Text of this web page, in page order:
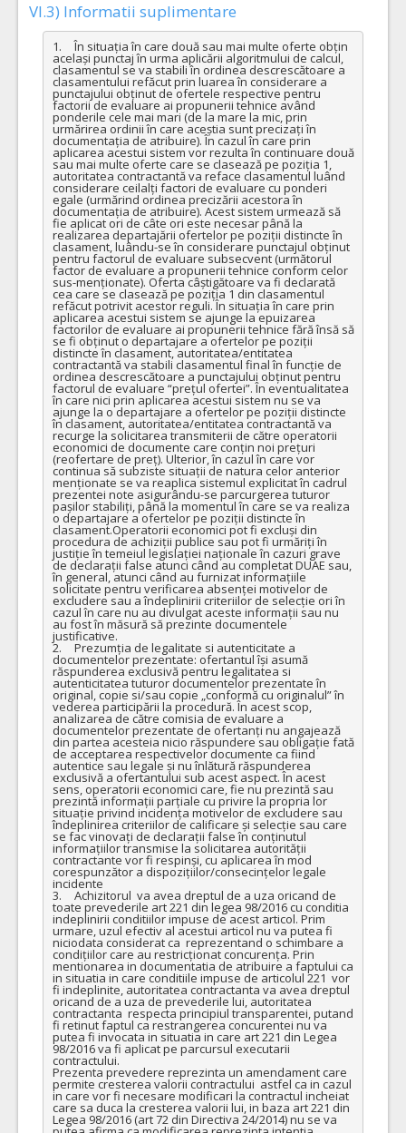
VI.3) Informatii suplimentare
1.	În situația în care două sau mai multe oferte obțin
același punctaj în urma aplicării algoritmului de calcul,
clasamentul se va stabili în ordinea descrescătoare a
clasamentului refăcut prin luarea în considerare a
punctajului obținut de ofertele respective pentru
factorii de evaluare ai propunerii tehnice având
ponderile cele mai mari (de la mare la mic, prin
urmărirea ordinii în care aceștia sunt precizați în
documentația de atribuire). În cazul în care prin
aplicarea acestui sistem vor rezulta în continuare două
sau mai multe oferte care se clasează pe poziția 1,
autoritatea contractantă va reface clasamentul luând
considerare ceilalți factori de evaluare cu ponderi
egale (urmărind ordinea precizării acestora în
documentația de atribuire). Acest sistem urmează să
fie aplicat ori de câte ori este necesar până la
realizarea departajării ofertelor pe poziții distincte în
clasament, luându-se în considerare punctajul obținut
pentru factorul de evaluare subsecvent (următorul
factor de evaluare a propunerii tehnice conform celor
sus-menționate). Oferta câștigătoare va fi declarată
cea care se clasează pe poziția 1 din clasamentul
refăcut potrivit acestor reguli. În situația în care prin
aplicarea acestui sistem se ajunge la epuizarea
factorilor de evaluare ai propunerii tehnice fără însă să
se fi obținut o departajare a ofertelor pe poziții
distincte în clasament, autoritatea/entitatea
contractantă va stabili clasamentul final în funcție de
ordinea descrescătoare a punctajului obținut pentru
factorul de evaluare “prețul ofertei”. În eventualitatea
în care nici prin aplicarea acestui sistem nu se va
ajunge la o departajare a ofertelor pe poziții distincte
în clasament, autoritatea/entitatea contractantă va
recurge la solicitarea transmiterii de către operatorii
economici de documente care conțin noi prețuri
(reofertare de preț). Ulterior, în cazul în care vor
continua să subziste situații de natura celor anterior
menționate se va reaplica sistemul explicitat în cadrul
prezentei note asigurându-se parcurgerea tuturor
pașilor stabiliți, până la momentul în care se va realiza
o departajare a ofertelor pe poziții distincte în
clasament.Operatorii economici pot fi excluși din
procedura de achiziții publice sau pot fi urmăriți în
justiție în temeiul legislației naționale în cazuri grave
de declarații false atunci când au completat DUAE sau,
în general, atunci când au furnizat informațiile
solicitate pentru verificarea absenței motivelor de
excludere sau a îndeplinirii criteriilor de selecție ori în
cazul în care nu au divulgat aceste informații sau nu
au fost în măsură să prezinte documentele
justificative.
2.	Prezumția de legalitate si autenticitate a
documentelor prezentate: ofertantul își asumă
răspunderea exclusivă pentru legalitatea si
autenticitatea tuturor documentelor prezentate în
original, copie si/sau copie „conformă cu originalul” în
vederea participării la procedură. În acest scop,
analizarea de către comisia de evaluare a
documentelor prezentate de ofertanți nu angajează
din partea acesteia nicio răspundere sau obligație fată
de acceptarea respectivelor documente ca fiind
autentice sau legale și nu înlătură răspunderea
exclusivă a ofertantului sub acest aspect. În acest
sens, operatorii economici care, fie nu prezintă sau
prezintă informații parțiale cu privire la propria lor
situație privind incidența motivelor de excludere sau
îndeplinirea criteriilor de calificare și selecție sau care
se fac vinovați de declarații false în conținutul
informațiilor transmise la solicitarea autorității
contractante vor fi respinși, cu aplicarea în mod
corespunzător a dispozițiilor/consecințelor legale
incidente
3.	Achizitorul  va avea dreptul de a uza oricand de
toate prevederile art 221 din legea 98/2016 cu conditia
indeplinirii conditiilor impuse de acest articol. Prim
urmare, uzul efectiv al acestui articol nu va putea fi
niciodata considerat ca  reprezentand o schimbare a
condițiilor care au restricționat concurența. Prin
mentionarea in documentatia de atribuire a faptului ca
in situatia in care conditiile impuse de articolul 221  vor
fi indeplinite, autoritatea contractanta va avea dreptul
oricand de a uza de prevederile lui, autoritatea
contractanta  respecta principiul transparentei, putand
fi retinut faptul ca restrangerea concurentei nu va
putea fi invocata in situatia in care art 221 din Legea
98/2016 va fi aplicat pe parcursul executarii
contractului.
Prezenta prevedere reprezinta un amendament care
permite cresterea valorii contractului  astfel ca in cazul
in care vor fi necesare modificari la contractul incheiat
care sa duca la cresterea valorii lui, in baza art 221 din
Legea 98/2016 (art 72 din Directiva 24/2014) nu se va